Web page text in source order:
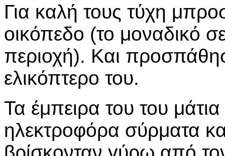
Για καλή τους τύχη
οικόπεδο (το μοναδικό
περιοχή). Και
ελικόπτερο του.
Τα έμπειρα του του
ηλεκτροφόρα σύρματα